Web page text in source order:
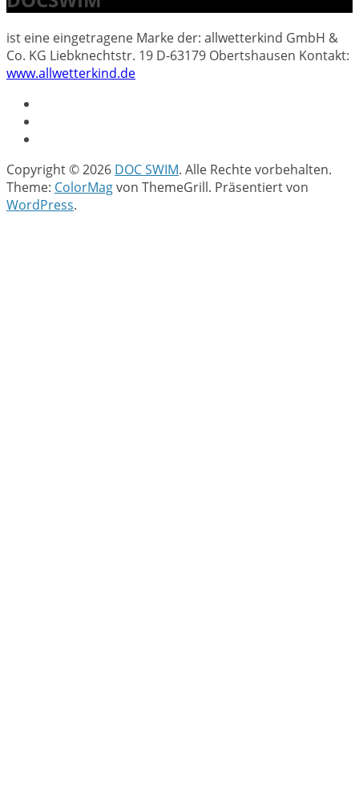
ist eine eingetragene Marke der: allwetterkind GmbH &
Co. KG Liebknechtstr. 19 D-63179 Obertshausen Kontakt:
www.allwetterkind.de
Copyright © 2026 DOC SWIM. Alle Rechte vorbehalten.
Theme: ColorMagvon ThemeGrill. Präsentiert von
WordPress.